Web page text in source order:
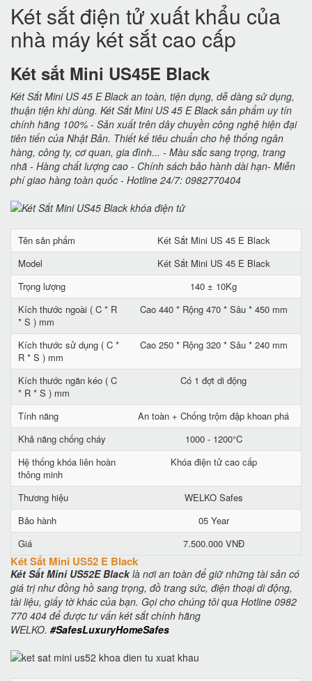
Két sắt điện tử xuất khẩu của
nhà máy két sắt cao cấp
Két sắt Mini US45E Black
Két Sắt Mini US 45 E Black an toàn, tiện dụng, dễ dàng sử dụng,
thuận tiện khi dùng. Két Sắt Mini US 45 E Black sản phẩm uy tín
chính hãng 100% - Sản xuất trên dây chuyền công nghệ hiện đại
tiên tiến của Nhật Bản. Thiết kế tiêu chuẩn cho hệ thống ngân
hàng, công ty, cơ quan, gia đình... - Màu sắc sang trọng, trang
nhã - Hàng chất lượng cao - Chính sách bảo hành dài hạn- Miễn
phí giao hàng toàn quốc - Hotline 24/7: 0982770404
Tên sản phẩm
Két Sắt Mini US 45 E Black
Model
Két Sắt Mini US 45 E Black
Trọng lượng
140 ± 10Kg
Kích thước ngoài ( C * R
* S ) mm
Cao 440 * Rộng 470 * Sâu * 450 mm
Kích thước sử dụng ( C *
R * S ) mm
Cao 250 * Rộng 320 * Sâu * 240 mm
Kích thước ngăn kéo ( C
* R * S ) mm
Có 1 đợt di động
Tính năng
An toàn + Chống trộm đập khoan phá
Khả năng chống cháy
1000 - 1200°C
Hệ thống khóa liên hoàn
thông minh
Khóa điện tử cao cấp
Thương hiệu
WELKO Safes
Bảo hành
05 Year
Giá
7.500.000 VNĐ
Két Sắt Mini US52 E Black
Két Sắt Mini US52E Blacklà nơi an toàn để giữ những tài sản có
giá trị như đồng hồ sang trọng, đồ trang sức, điện thoại di động,
tài liệu, giấy tờ khác của bạn. Gọi cho chúng tôi qua Hotline 0982
770 404 để được tư vấn két sắt chính hãng
WELKO. #SafesLuxuryHomeSafes